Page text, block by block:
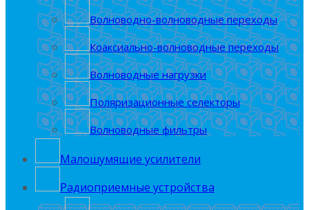
Волноводно-волноводные переходы
Коаксиально-волноводные переходы
Волноводные нагрузки
Поляризационные селекторы
Волноводные фильтры
Малошумящие усилители
Радиоприемные устройства